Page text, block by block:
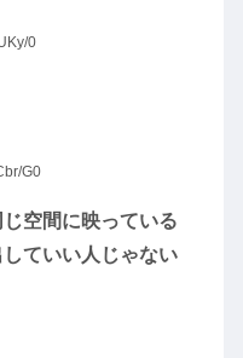
0
G0
空間に映っている
ていい人じゃない